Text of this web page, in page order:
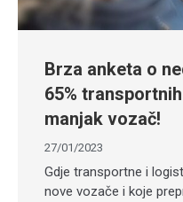
Brza anketa o
65%
manjak vozač!
27/01/2023
Gdje transportne i
nove vozače i koje